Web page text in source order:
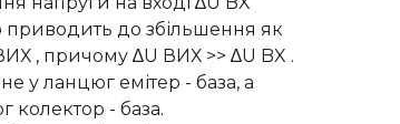
приводить до збільшення як
, причому ∆U ВИХ >> ∆U BX .
у ланцюг емітер - база, а
- база.